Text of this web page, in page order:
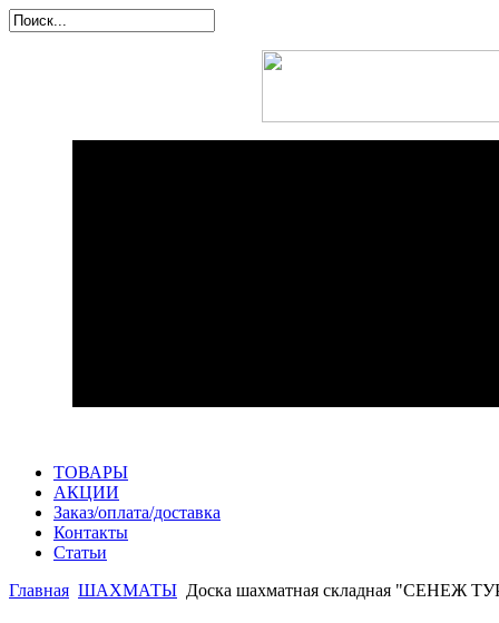
ТОВАРЫ
АКЦИИ
Заказ/оплата/доставка
Контакты
Статьи
Главная ШАХМАТЫ Доска шахматная складная "СЕНЕЖ